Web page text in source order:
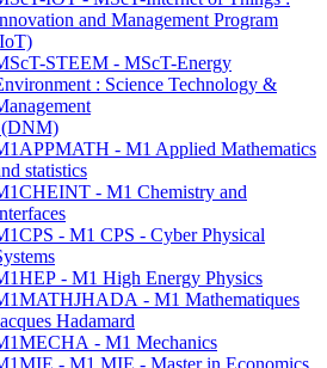
and Management Program
STEEM - MScT-Energy
: Science Technology &
(DNM)
- M1 Applied Mathematics
statistics
- M1 Chemistry and
- M1 CPS - Cyber Physical
- M1 High Energy Physics
- M1 Mathematiques
Hadamard
- M1 Mechanics
- M1 MIE - Master in Economics